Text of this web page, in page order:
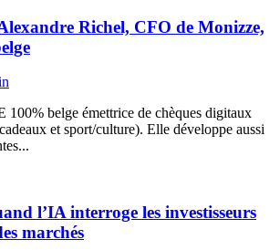
Richel, CFO de Monizze,
100% belge émettrice de chèques digitaux
et sport/culture). Elle développe aussi
l’IA interroge les investisseurs
marchés